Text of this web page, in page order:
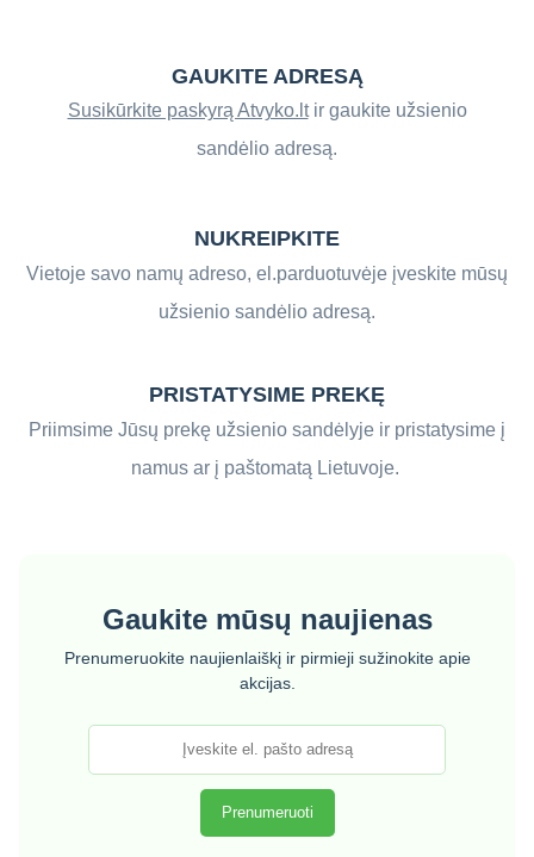
GAUKITE ADRESĄ
Susikūrkite paskyrą Atvyko.ltir gaukite užsienio
sandėlio adresą.
NUKREIPKITE
Vietoje savo namų adreso, el.parduotuvėje įveskite mūsų
užsienio sandėlio adresą.
PRISTATYSIME PREKĘ
Priimsime Jūsų prekę užsienio sandėlyje ir pristatysime į
namus ar į paštomatą Lietuvoje.
Gaukite mūsų naujienas
Prenumeruokite naujienlaiškį ir pirmieji sužinokite apie
akcijas.